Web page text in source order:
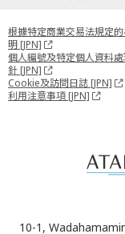
根據特定商業交易法規定
明 [JPN]
個人編號及特定個人資料
針 [JPN]
Cookie及訪問日誌 [JPN]
利用注意事項 [JPN]
10-1,